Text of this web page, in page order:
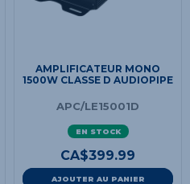
AMPLIFICATEUR MONO
1500W CLASSE D AUDIOPIPE
APC/LE15001D
EN STOCK
CA$399.99
AJOUTER AU PANIER